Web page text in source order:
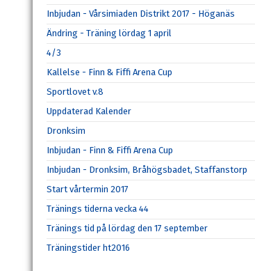
Inbjudan - Vårsimiaden Distrikt 2017 - Höganäs
Ändring - Träning lördag 1 april
4/3
Kallelse - Finn & Fiffi Arena Cup
Sportlovet v.8
Uppdaterad Kalender
Dronksim
Inbjudan - Finn & Fiffi Arena Cup
Inbjudan - Dronksim, Bråhögsbadet, Staffanstorp
Start vårtermin 2017
Tränings tiderna vecka 44
Tränings tid på lördag den 17 september
Träningstider ht2016